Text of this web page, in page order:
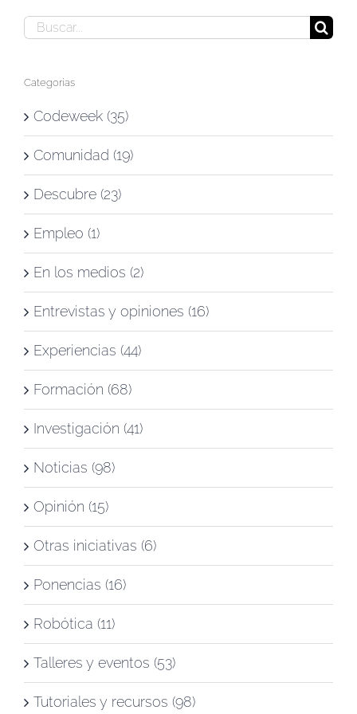
Buscar:
Categorías
Codeweek (35)
Comunidad (19)
Descubre (23)
Empleo (1)
En los medios (2)
Entrevistas y opiniones (16)
Experiencias (44)
Formación (68)
Investigación (41)
Noticias (98)
Opinión (15)
Otras iniciativas (6)
Ponencias (16)
Robótica (11)
Talleres y eventos (53)
Tutoriales y recursos (98)